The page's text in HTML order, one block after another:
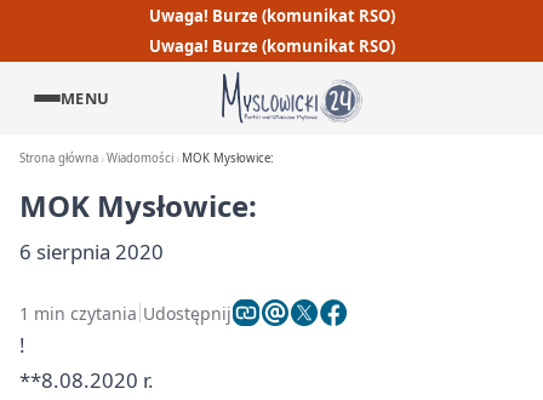
Uwaga! Burze (komunikat RSO)
Uwaga! Burze (komunikat RSO)
MENU
Strona główna Wiadomości MOK Mysłowice:
MOK Mysłowice:
6 sierpnia 2020
1 min czytania Udostępnij
!
**8.08.2020 r.